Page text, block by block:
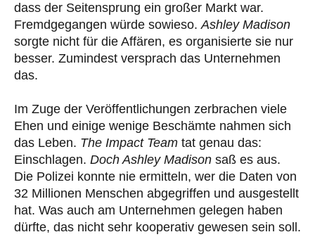
dass der Seitensprung ein großer Markt war.
Fremdgegangen würde sowieso.Ashley Madison
sorgte nicht für die Affären, es organisierte sie nur
besser. Zumindest versprach das Unternehmen
das.
Im Zuge der Veröffentlichungen zerbrachen viele
Ehen und einige wenige Beschämte nahmen sich
das Leben. The Impact Team tat genau das:
Einschlagen. Doch Ashley Madison saß es aus.
Die Polizei konnte nie ermitteln, wer die Daten von
32 Millionen Menschen abgegriffen und ausgestellt
hat. Was auch am Unternehmen gelegen haben
dürfte, das nicht sehr kooperativ gewesen sein soll.